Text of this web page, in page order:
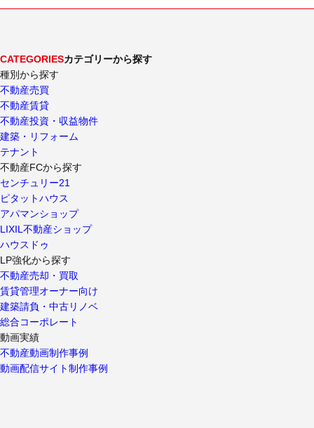
CATEGORIESカテゴリーから探す
種別から探す
不動産売買
不動産賃貸
不動産投資・収益物件
建築・リフォーム
テナント
不動産FCから探す
センチュリー21
ピタットハウス
アパマンショップ
LIXIL不動産ショップ
ハウスドゥ
LP強化から探す
不動産売却・買取
賃貸管理オーナー向け
建築請負・中古リノベ
総合コーポレート
動画実績
不動産動画制作事例
動画配信サイト制作事例